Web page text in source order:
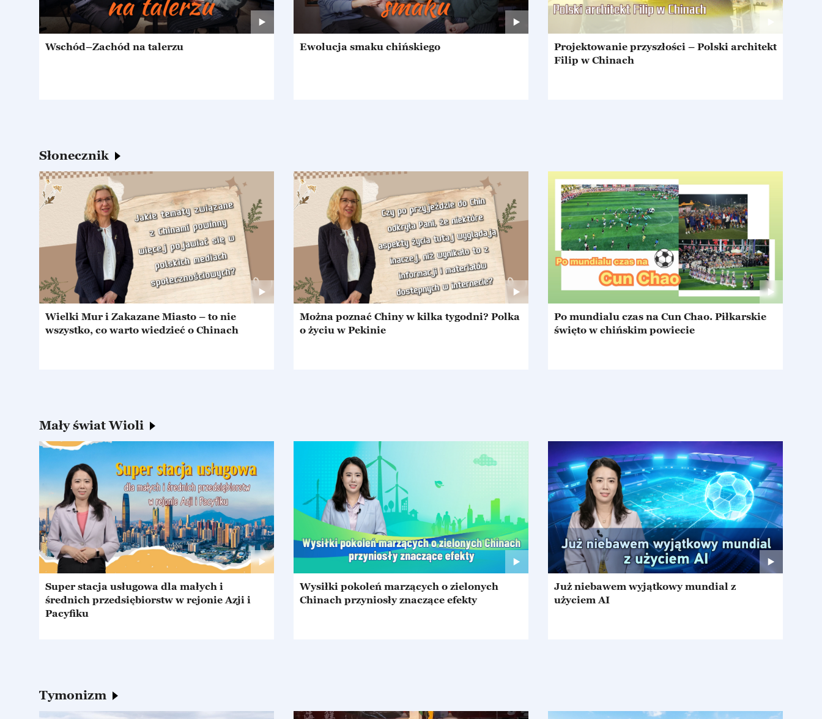
Wschód–Zachód na talerzu Ewolucja smaku chińskiego
Projektowanie przyszłości – Polski architekt
Filip w Chinach
Słonecznik
Wielki Mur i Zakazane Miasto – to nie
wszystko, co warto wiedzieć o Chinach
Można poznać Chiny w kilka tygodni? Polka
o życiu w Pekinie
Po mundialu czas na Cun Chao. Piłkarskie
święto w chińskim powiecie
Mały świat Wioli
Super stacja usługowa dla małych i
średnich przedsiębiorstw w rejonie Azji i
Pacyfiku
Wysiłki pokoleń marzących o zielonych
Chinach przyniosły znaczące efekty
Już niebawem wyjątkowy mundial z
użyciem AI
Tymonizm